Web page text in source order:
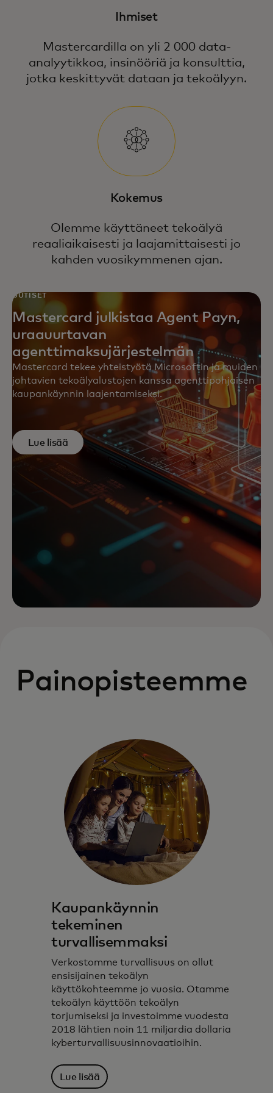
Ihmiset
Mastercardilla on yli 2 000 data-
analyytikkoa, insinööriä ja konsulttia,
jotka keskittyvät dataan ja tekoälyyn.
Kokemus
Olemme käyttäneet tekoälyä
reaaliaikaisesti ja laajamittaisesti jo
kahden vuosikymmenen ajan.
UUTISET
Mastercard julkistaa Agent Payn,
uraauurtavan
agenttimaksujärjestelmän
Mastercard tekee yhteistyötä Microsoftin ja muiden
johtavien tekoälyalustojen kanssa agenttipohjaisen
kaupankäynnin laajentamiseksi.
Lue lisää
Painopisteemme
Kaupankäynnin
tekeminen
turvallisemmaksi
Verkostomme turvallisuus on ollut
ensisijainen tekoälyn
käyttökohteemme jo vuosia. Otamme
tekoälyn käyttöön tekoälyn
torjumiseksi ja investoimme vuodesta
2018 lähtien noin 11 miljardia dollaria
kyberturvallisuusinnovaatioihin.
Lue lisää